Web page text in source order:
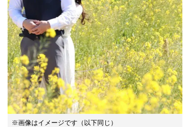
※画像はイメージです（以下同じ）